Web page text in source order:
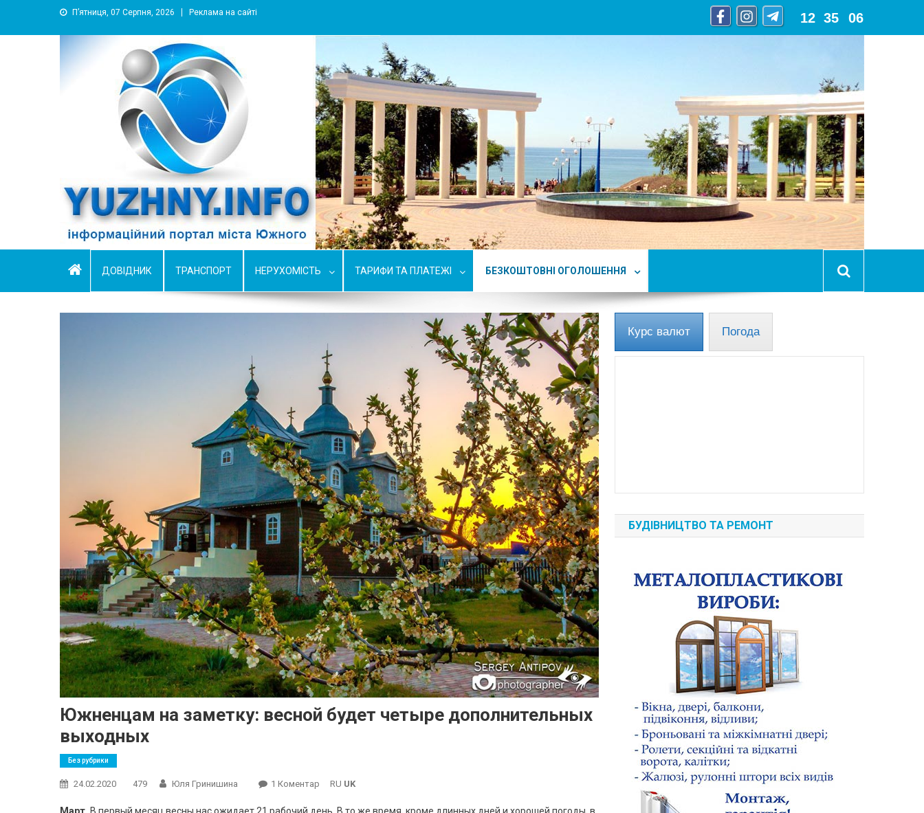
П’ятниця, 07 Серпня, 2026 Реклама на сайті 12 35 08
YUZHNY.INFO
информационный портал города Южный
ДОВІДНИК ТРАНСПОРТ НЕРУХОМІСТЬ ТАРИФИ ТА ПЛАТЕЖІ БЕЗКОШТОВНІ ОГОЛОШЕННЯ
Южненцам на заметку: весной будет четыре дополнительных
выходных
Без рубрики
24.02.2020 479 Юля Гринишина 1 Коментар ДоRU UK
Курс валют Погода
БУДІВНИЦТВО ТА РЕМОНТ